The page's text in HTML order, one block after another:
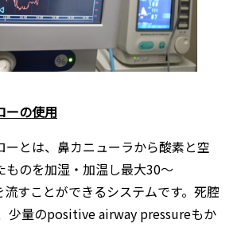
ーの使用
ーとは、鼻カニューラから酸素と空
ものを加湿・加温し最大30～
すことができるシステムです。死腔
少量のpositive airway pressureもか